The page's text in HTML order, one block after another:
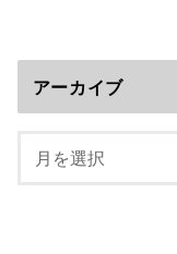
アーカイブ